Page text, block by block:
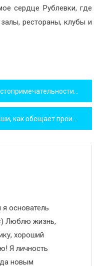
сердце Рублевки, где
рестораны, клубы и
Татарстана
основатель
Люблю жизнь,
хороший
Я личность
новым